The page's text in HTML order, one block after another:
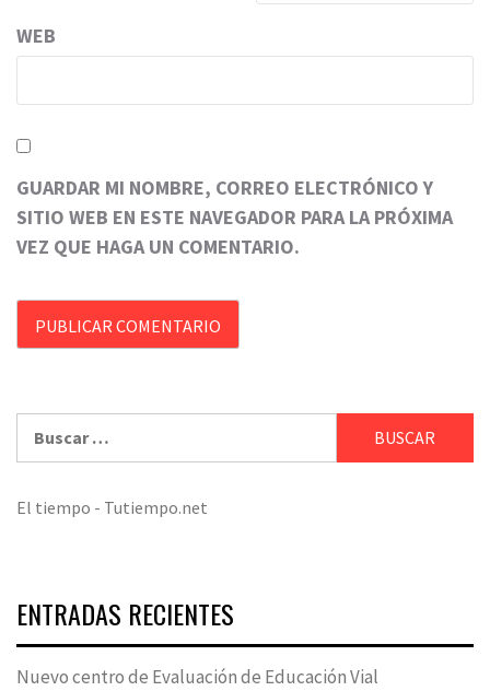
WEB
GUARDAR MI NOMBRE, CORREO ELECTRÓNICO Y
SITIO WEB EN ESTE NAVEGADOR PARA LA PRÓXIMA
VEZ QUE HAGA UN COMENTARIO.
El tiempo - Tutiempo.net
ENTRADAS RECIENTES
Nuevo centro de Evaluación de Educación Vial